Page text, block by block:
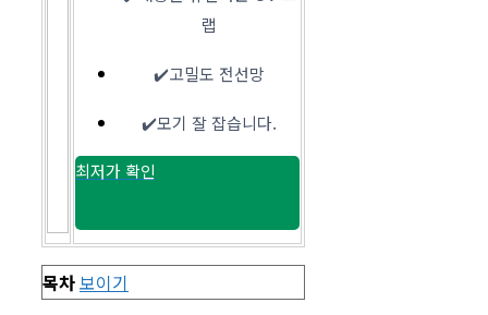
랩
✔️고밀도 전선망
✔️모기 잘 잡습니다.
최저가 확인
목차보이기